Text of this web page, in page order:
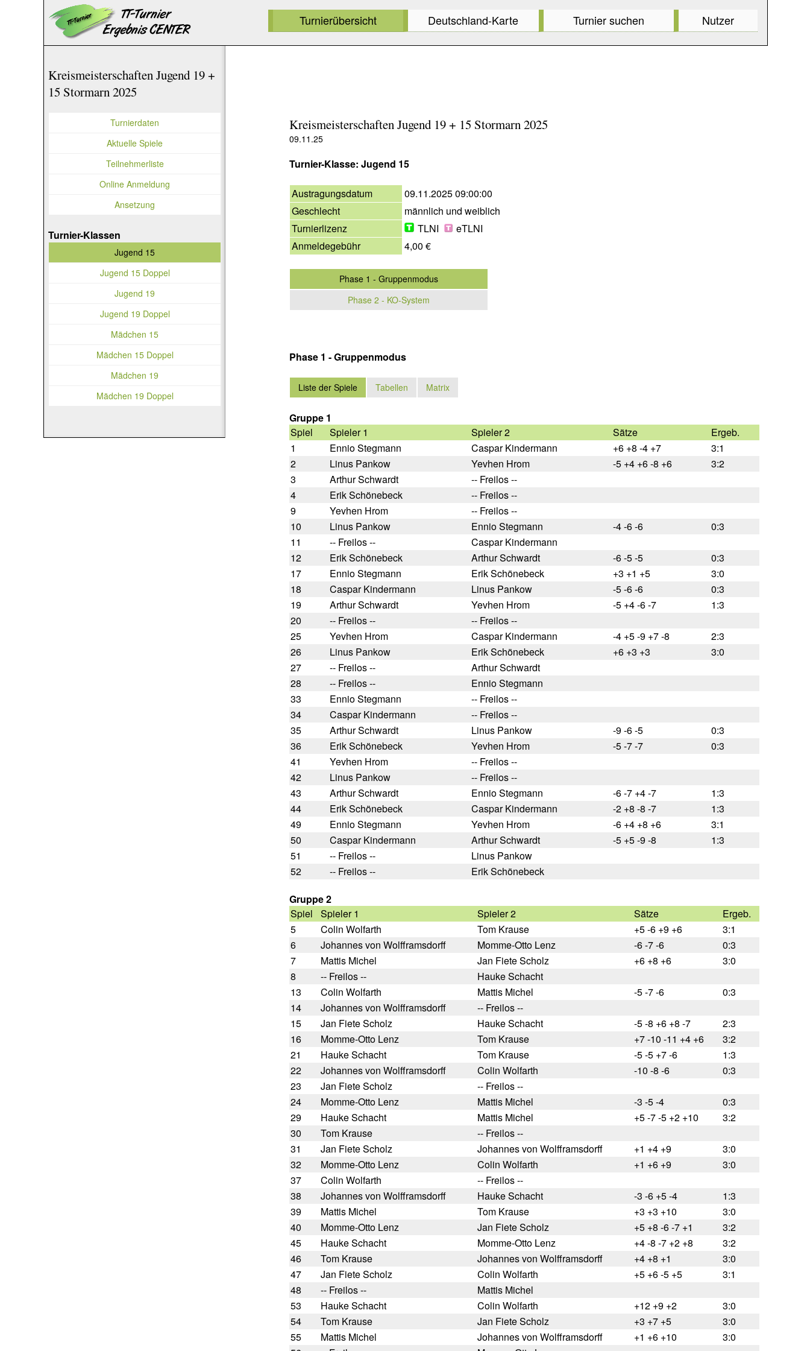
Turnierübersicht Deutschland-Karte Turnier suchen Nutzer
Kreismeisterschaften Jugend 19 + 15 Stormarn 2025
09.11.25
Turnier-Klasse: Jugend 15
Austragungsdatum
09.11.2025 09:00:00
Geschlecht
männlich und weiblich
Turnierlizenz
TLNI
eTLNI
Anmeldegebühr
4,00 €
Phase 1 - Gruppenmodus
Phase 2 - KO-System
Phase 1 - Gruppenmodus
Liste der Spiele Tabellen Matrix
Gruppe 1
Spiel
Spieler 1 Spieler 2 Sätze
Ergeb.
1
Ennio Stegmann Caspar Kindermann +6 +8 -4 +7
3:1
2
Linus Pankow Yevhen Hrom -5 +4 +6 -8 +6
3:2
3
Arthur Schwardt
-- Freilos --
4
Erik Schönebeck
-- Freilos --
9
Yevhen Hrom
-- Freilos --
10
Linus Pankow Ennio Stegmann -4 -6 -6
0:3
11
-- Freilos --
Caspar Kindermann
12
Erik Schönebeck Arthur Schwardt -6 -5 -5
0:3
17
Ennio Stegmann Erik Schönebeck +3 +1 +5
3:0
18
Caspar Kindermann Linus Pankow -5 -6 -6
0:3
19
Arthur Schwardt Yevhen Hrom -5 +4 -6 -7
1:3
20
-- Freilos --
-- Freilos --
25
Yevhen Hrom Caspar Kindermann -4 +5 -9 +7 -8
2:3
26
Linus Pankow Erik Schönebeck +6 +3 +3
3:0
27
-- Freilos --
Arthur Schwardt
28
-- Freilos --
Ennio Stegmann
33
Ennio Stegmann
-- Freilos --
34
Caspar Kindermann
-- Freilos --
35
Arthur Schwardt Linus Pankow -9 -6 -5
0:3
36
Erik Schönebeck Yevhen Hrom -5 -7 -7
0:3
41
Yevhen Hrom
-- Freilos --
42
Linus Pankow
-- Freilos --
43
Arthur Schwardt Ennio Stegmann -6 -7 +4 -7
1:3
44
Erik Schönebeck Caspar Kindermann -2 +8 -8 -7
1:3
49
Ennio Stegmann Yevhen Hrom -6 +4 +8 +6
3:1
50
Caspar Kindermann Arthur Schwardt -5 +5 -9 -8
1:3
51
-- Freilos --
Linus Pankow
52
-- Freilos --
Erik Schönebeck
Gruppe 2
Spiel
Spieler 1 Spieler 2 Sätze
Ergeb.
5
Colin Wolfarth Tom Krause +5 -6 +9 +6
3:1
6
Johannes von Wolfframsdorff Momme-Otto Lenz -6 -7 -6
0:3
7
Mattis Michel Jan Fiete Scholz +6 +8 +6
3:0
8
-- Freilos --
Hauke Schacht
13
Colin Wolfarth Mattis Michel -5 -7 -6
0:3
14
Johannes von Wolfframsdorff
-- Freilos --
15
Jan Fiete Scholz Hauke Schacht -5 -8 +6 +8 -7
2:3
16
Momme-Otto Lenz Tom Krause +7 -10 -11 +4 +6
3:2
21
Hauke Schacht Tom Krause -5 -5 +7 -6
1:3
22
Johannes von Wolfframsdorff Colin Wolfarth -10 -8 -6
0:3
23
Jan Fiete Scholz
-- Freilos --
24
Momme-Otto Lenz Mattis Michel -3 -5 -4
0:3
29
Hauke Schacht Mattis Michel +5 -7 -5 +2 +10
3:2
30
Tom Krause
-- Freilos --
31
Jan Fiete Scholz Johannes von Wolfframsdorff +1 +4 +9
3:0
32
Momme-Otto Lenz Colin Wolfarth +1 +6 +9
3:0
37
Colin Wolfarth
-- Freilos --
38
Johannes von Wolfframsdorff Hauke Schacht -3 -6 +5 -4
1:3
39
Mattis Michel Tom Krause +3 +3 +10
3:0
40
Momme-Otto Lenz Jan Fiete Scholz +5 +8 -6 -7 +1
3:2
45
Hauke Schacht Momme-Otto Lenz +4 -8 -7 +2 +8
3:2
46
Tom Krause Johannes von Wolfframsdorff +4 +8 +1
3:0
47
Jan Fiete Scholz Colin Wolfarth +5 +6 -5 +5
3:1
48
-- Freilos --
Mattis Michel
53
Hauke Schacht Colin Wolfarth +12 +9 +2
3:0
54
Tom Krause Jan Fiete Scholz +3 +7 +5
3:0
55
Mattis Michel Johannes von Wolfframsdorff +1 +6 +10
3:0
Kreismeisterschaften Jugend 19 +
15 Stormarn 2025
Turnierdaten
Aktuelle Spiele
Teilnehmerliste
Online Anmeldung
Ansetzung
Turnier-Klassen
Jugend 15
Jugend 15 Doppel
Jugend 19
Jugend 19 Doppel
Mädchen 15
Mädchen 15 Doppel
Mädchen 19
Mädchen 19 Doppel